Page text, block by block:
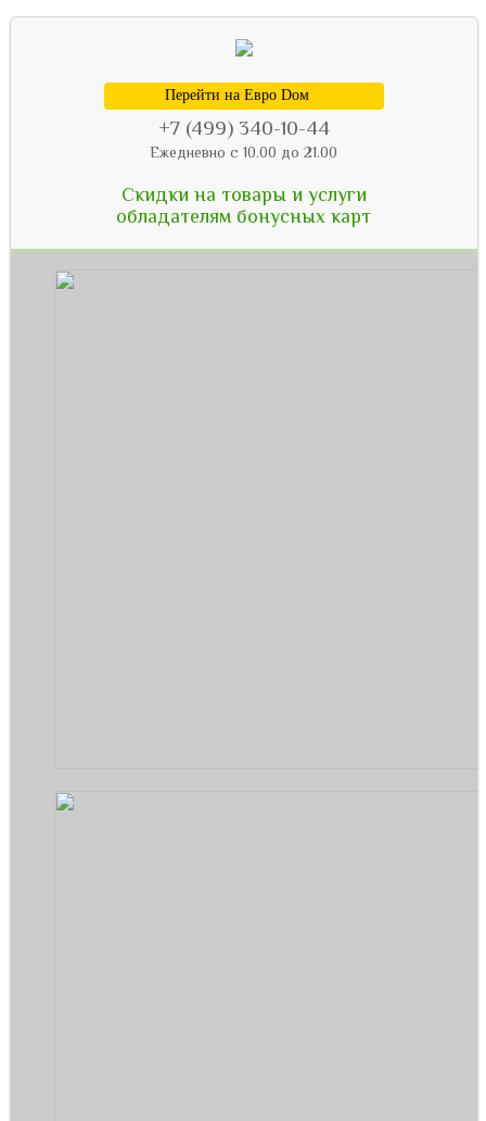
Перейти на Евро Dом
+7 (499) 340-10-44
Ежедневно с 10.00 до 21.00
Скидки на товары и услуги
обладателям бонусных карт